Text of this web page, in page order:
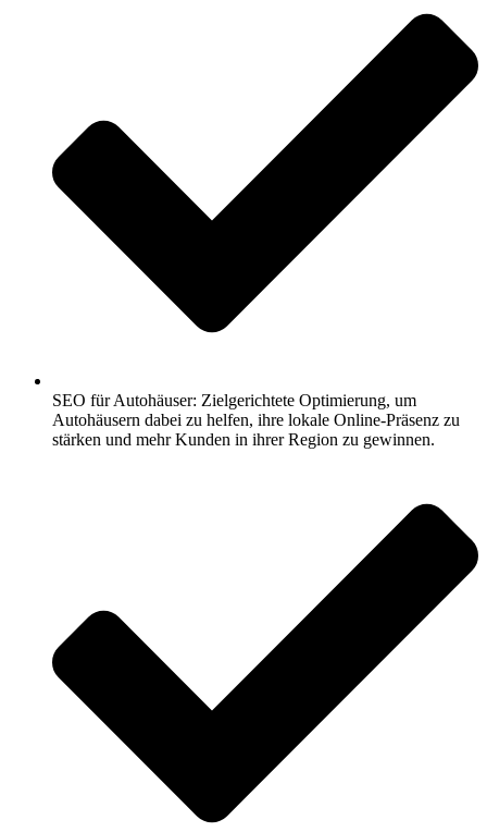
SEO für Autohäuser: Zielgerichtete Optimierung, um
Autohäusern dabei zu helfen, ihre lokale Online-Präsenz zu
stärken und mehr Kunden in ihrer Region zu gewinnen.